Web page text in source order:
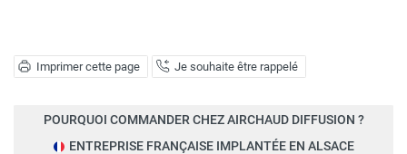
Imprimer cette page Je souhaite être rappelé
POURQUOI COMMANDER CHEZ AIRCHAUD DIFFUSION ?
ENTREPRISE FRANÇAISE IMPLANTÉE EN ALSACE